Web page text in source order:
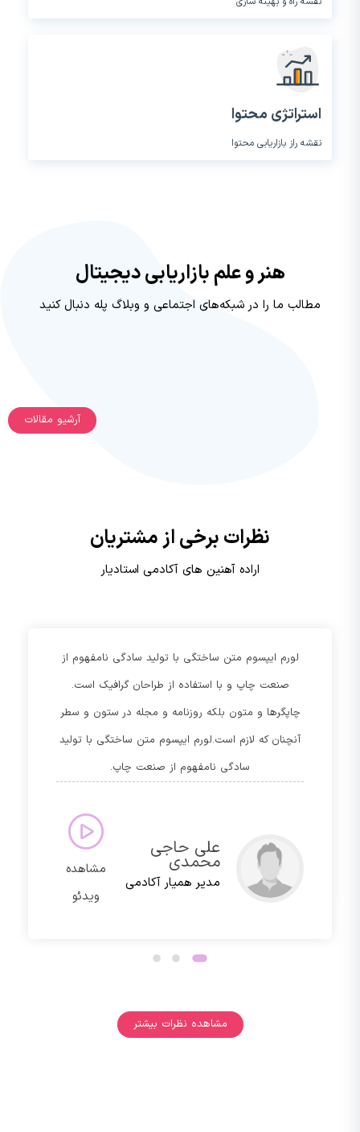
استراتژی محتوا
نقشه راز بازاریابی محتوا
هنر و علم بازاریابی دیجیتال
مطالب ما را در شبکه‌های اجتماعی و وبلاگ پله دنبال کنید
آرشیو مقالات
نظرات برخی از مشتریان
اراده آهنین های آکادمی استادیار
لورم ایپسوم متن ساختگی با تولید سادگی نامفهوم از
صنعت چاپ و با استفاده از طراحان گرافیک است.
چاپگرها و متون بلکه روزنامه و مجله در ستون و سطر
آنچنان که لازم است.لورم ایپسوم متن ساختگی با تولید
سادگی نامفهوم از صنعت چاپ.
بیتا جیحون
مدیر خوشحالی
جات
مشاهده
ویدئو
مشاهده نظرات بیشتر